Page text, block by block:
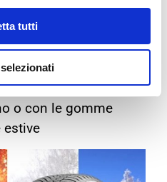
tutti
città
mila chilometri
e poco dinamica
il cambio stagionale
o con le gomme
estive